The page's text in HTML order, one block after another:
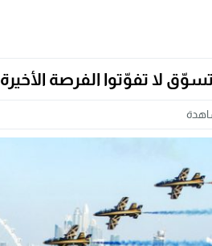
لا تفوّتوا الفرصة الأخيرة